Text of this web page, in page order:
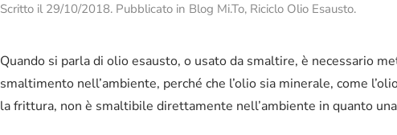
Scritto il 29/10/2018. Pubblicato in Blog Mi.To, Riciclo Olio Esausto.
Quando si parla di olio esausto, o usato da smaltire, è necessario
smaltimento nell’ambiente, perché che l’olio sia minerale, come
la frittura, non è smaltibile direttamente nell’ambiente in quanto